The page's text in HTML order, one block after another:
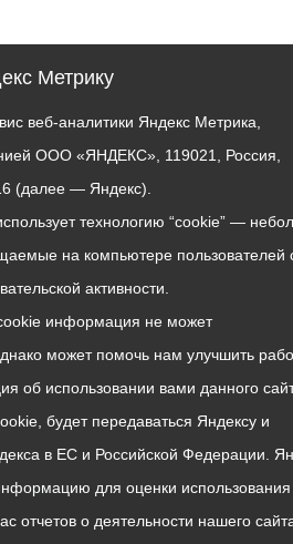
Метрику
веб-аналитики Яндекс Метрика,
ООО «ЯНДЕКС», 119021, Россия,
(далее — Яндекс).
технологию “cookie” —
на компьютере пользователей
активности.
информация не может
может помочь нам улучшить
об использовании вами данного
будет передаваться Яндексу и
в ЕС и Российской Федерации.
для оценки
отчетов о деятельности нашего